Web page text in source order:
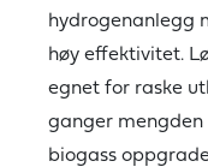
hydrogenanlegg
høy effektivitet.
egnet for raske
ganger mengden
biogass